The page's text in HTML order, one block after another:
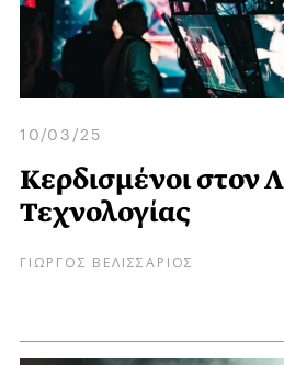
10/03/25
Κερδισμένοι στον
Τεχνολογίας
ΓΙΩΡΓΟΣ ΒΕΛΙΣΣΑΡΙΟΣ